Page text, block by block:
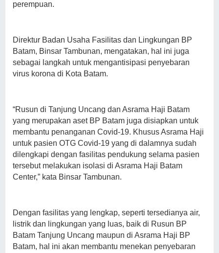
perempuan.
Direktur Badan Usaha Fasilitas dan Lingkungan BP
Batam, Binsar Tambunan, mengatakan, hal ini juga
sebagai langkah untuk mengantisipasi penyebaran
virus korona di Kota Batam.
“Rusun di Tanjung Uncang dan Asrama Haji Batam
yang merupakan aset BP Batam juga disiapkan untuk
membantu penanganan Covid-19. Khusus Asrama Haji
untuk pasien OTG Covid-19 yang di dalamnya sudah
dilengkapi dengan fasilitas pendukung selama pasien
tersebut melakukan isolasi di Asrama Haji Batam
Center,” kata Binsar Tambunan.
Dengan fasilitas yang lengkap, seperti tersedianya air,
listrik dan lingkungan yang luas, baik di Rusun BP
Batam Tanjung Uncang maupun di Asrama Haji BP
Batam, hal ini akan membantu menekan penyebaran